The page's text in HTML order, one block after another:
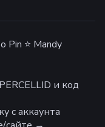
Pin ⭐ Mandy
и код
с аккаунта